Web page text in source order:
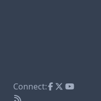
Connect: